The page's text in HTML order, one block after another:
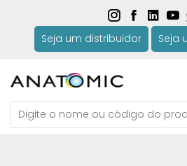
Seja um distribuidor Seja